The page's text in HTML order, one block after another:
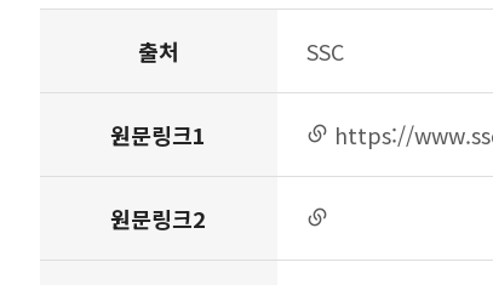
출처
SSC
원문링크1
링크
연결
https://
원문링크2
링크